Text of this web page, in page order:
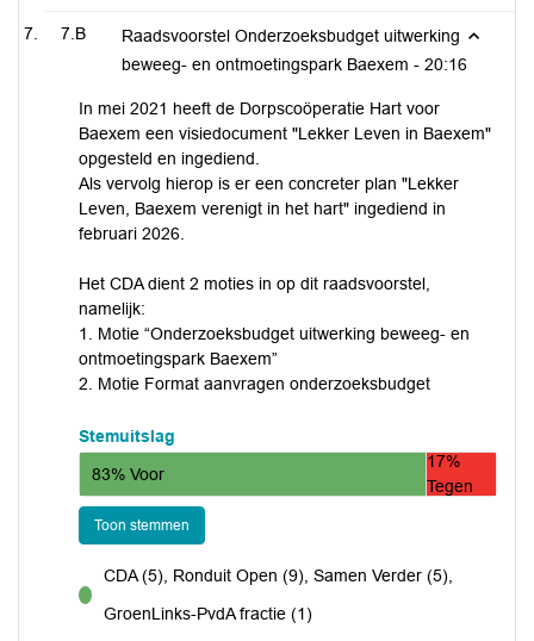
7.B
Raadsvoorstel Onderzoeksbudget uitwerking
beweeg- en ontmoetingspark Baexem - 20:16
In mei 2021 heeft de Dorpscoöperatie Hart voor
Baexem een visiedocument "Lekker Leven in Baexem"
opgesteld en ingediend.
Als vervolg hierop is er een concreter plan "Lekker
Leven, Baexem verenigt in het hart" ingediend in
februari 2026.
Het CDA dient 2 moties in op dit raadsvoorstel,
namelijk:
1. Motie “Onderzoeksbudget uitwerking beweeg- en
ontmoetingspark Baexem”
2. Motie Format aanvragen onderzoeksbudget
Stemuitslag
83% Voor
17%
Tegen
Toon stemmen
voor
CDA (5), Ronduit Open (9), Samen Verder (5),
GroenLinks-PvdA fractie (1)